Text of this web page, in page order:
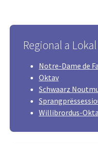
Regional a
Notre-Dame de
Oktav
Schwaarz
Willibrordus-